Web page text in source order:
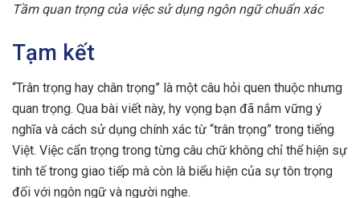
Tầm quan trọng của việc sử dụng ngôn ngữ chuẩn xác
Tạm kết
“Trân trọng hay chân trọng” là một câu hỏi quen thuộc nhưng
quan trọng. Qua bài viết này, hy vọng bạn đã nắm vững ý
nghĩa và cách sử dụng chính xác từ “trân trọng” trong tiếng
Việt. Việc cẩn trọng trong từng câu chữ không chỉ thể hiện sự
tinh tế trong giao tiếp mà còn là biểu hiện của sự tôn trọng
đối với ngôn ngữ và người nghe.